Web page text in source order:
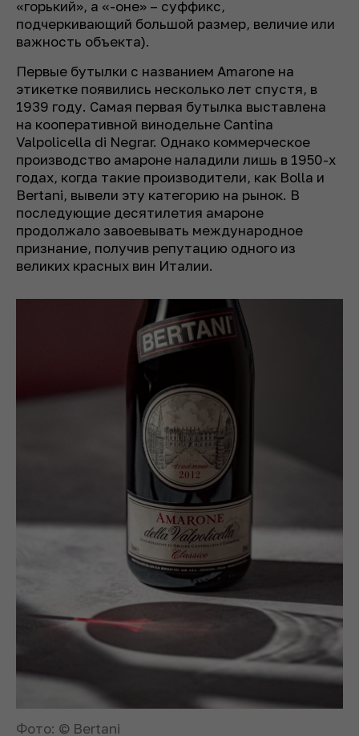
«горький», а «-оне» – суффикс,
подчеркивающий большой размер, величие или
важность объекта).
Первые бутылки с названием Amarone на
этикетке появились несколько лет спустя, в
1939 году. Самая первая бутылка выставлена
на кооперативной винодельне Cantina
Valpolicella di Negrar. Однако коммерческое
производство амароне наладили лишь в 1950-х
годах, когда такие производители, как Bolla и
Bertani, вывели эту категорию на рынок. В
последующие десятилетия амароне
продолжало завоевывать международное
признание, получив репутацию одного из
великих красных вин Италии.
Фото: © Bertani